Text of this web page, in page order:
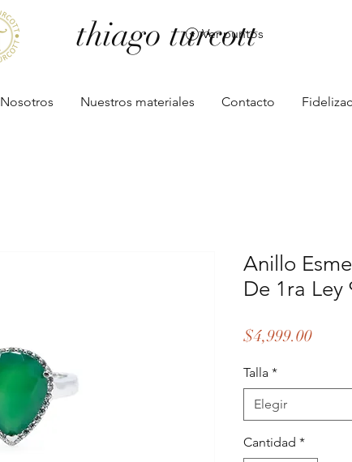
thiago turcott
Ver puntos
Nosotros Nuestros materiales Contacto
Anillo
De 1ra Ley
$4,999.00Precio
Talla *
Elegir
Cantidad *